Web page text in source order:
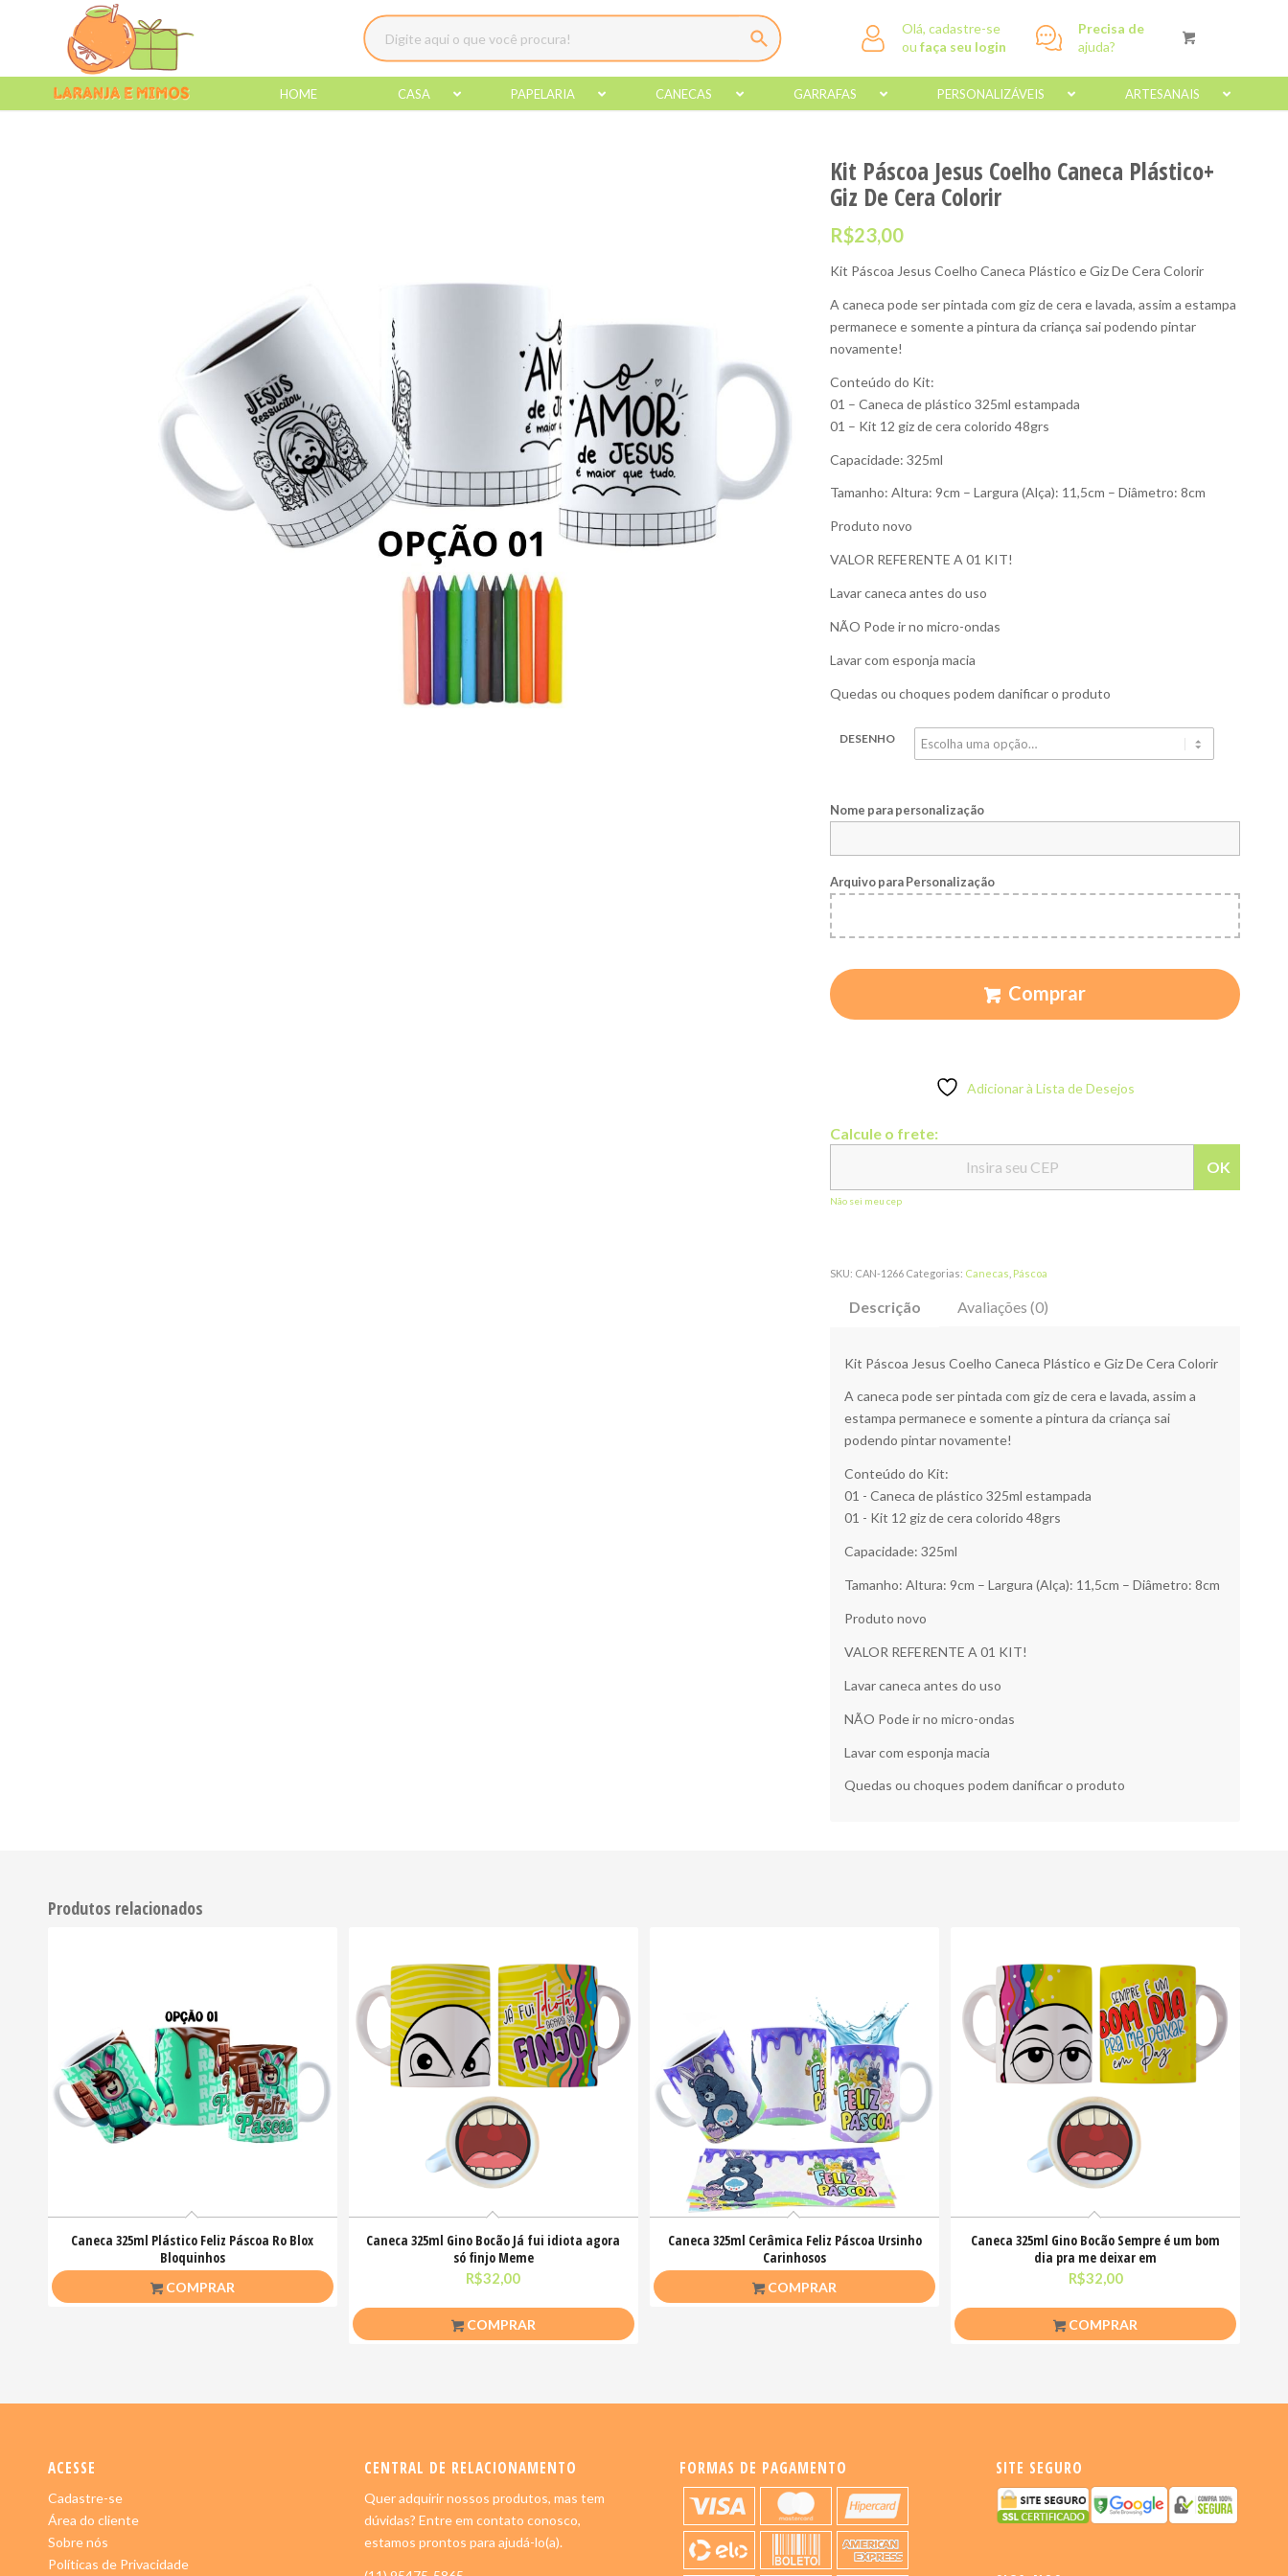
Olá, cadastre-se
oufaça seu login
Precisa de
ajuda?
HOME CASA PAPELARIA CANECAS GARRAFAS PERSONALIZÁVEIS ARTESANAIS
Kit Páscoa Jesus Coelho Caneca Plástico+
Giz De Cera Colorir
R$23,00
Kit Páscoa Jesus Coelho Caneca Plástico e Giz De Cera Colorir
A caneca pode ser pintada com giz de cera e lavada, assim a estampa
permanece e somente a pintura da criança sai podendo pintar
novamente!
Conteúdo do Kit:
01 – Caneca de plástico 325ml estampada
01 – Kit 12 giz de cera colorido 48grs
Capacidade: 325ml
Tamanho: Altura: 9cm – Largura (Alça): 11,5cm – Diâmetro: 8cm
Produto novo
VALOR REFERENTE A 01 KIT!
Lavar caneca antes do uso
NÃO Pode ir no micro-ondas
Lavar com esponja macia
Quedas ou choques podem danificar o produto
DESENHO
Nome para personalização
Arquivo para Personalização
Comprar
Adicionar à Lista de Desejos
Calcule o frete:
OK
Não sei meu cep
SKU: CAN-1266 Categorias: Canecas Páscoa
Descrição Avaliações (0)
Kit Páscoa Jesus Coelho Caneca Plástico e Giz De Cera Colorir
A caneca pode ser pintada com giz de cera e lavada, assim a
estampa permanece e somente a pintura da criança sai
podendo pintar novamente!
Conteúdo do Kit:
01 - Caneca de plástico 325ml estampada
01 - Kit 12 giz de cera colorido 48grs
Capacidade: 325ml
Tamanho: Altura: 9cm – Largura (Alça): 11,5cm – Diâmetro: 8cm
Produto novo
VALOR REFERENTE A 01 KIT!
Lavar caneca antes do uso
NÃO Pode ir no micro-ondas
Lavar com esponja macia
Quedas ou choques podem danificar o produto
Produtos relacionados
Caneca 325ml Plástico Feliz Páscoa Ro Blox
Bloquinhos
COMPRAR
Caneca 325ml Gino Bocão Já fui idiota agora
só finjo Meme
R$32,00
COMPRAR
Caneca 325ml Cerâmica Feliz Páscoa Ursinho
Carinhosos
COMPRAR
Caneca 325ml Gino Bocão Sempre é um bom
dia pra me deixar em
R$32,00
COMPRAR
ACESSE
Cadastre-se
Área do cliente
Sobre nós
Políticas de Privacidade
CENTRAL DE RELACIONAMENTO
Quer adquirir nossos produtos, mas tem
dúvidas? Entre em contato conosco,
estamos prontos para ajudá-lo(a).
FORMAS DE PAGAMENTO SITE SEGURO